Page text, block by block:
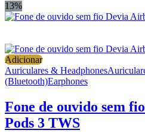
13%
Adicionar
Auriculares & Headphones
(Bluetooth)Earphones
Fone de ouvido sem
Pods 3 TWS